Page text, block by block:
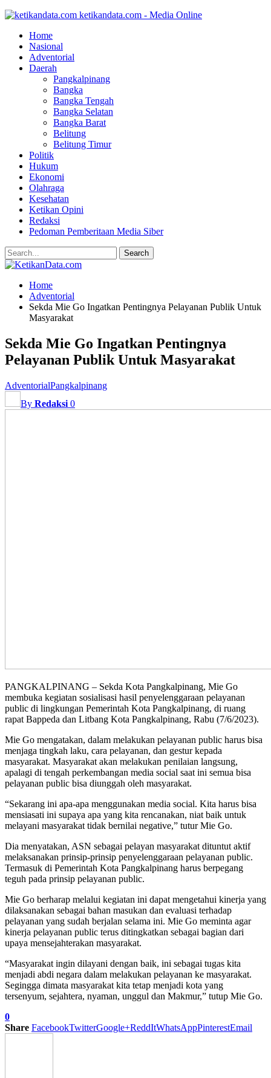
ketikandata.com - Media Online
Home
Nasional
Adventorial
Daerah
Pangkalpinang
Bangka
Bangka Tengah
Bangka Selatan
Bangka Barat
Belitung
Belitung Timur
Politik
Hukum
Ekonomi
Olahraga
Kesehatan
Ketikan Opini
Redaksi
Pedoman Pemberitaan Media Siber
Home
Adventorial
Sekda Mie Go Ingatkan Pentingnya Pelayanan Publik Untuk
Masyarakat
Sekda Mie Go Ingatkan Pentingnya
Pelayanan Publik Untuk Masyarakat
AdventorialPangkalpinang
By Redaksi 0
PANGKALPINANG – Sekda Kota Pangkalpinang, Mie Go
membuka kegiatan sosialisasi hasil penyelenggaraan pelayanan
public di lingkungan Pemerintah Kota Pangkalpinang, di ruang
rapat Bappeda dan Litbang Kota Pangkalpinang, Rabu (7/6/2023).
Mie Go mengatakan, dalam melakukan pelayanan public harus bisa
menjaga tingkah laku, cara pelayanan, dan gestur kepada
masyarakat. Masyarakat akan melakukan penilaian langsung,
apalagi di tengah perkembangan media social saat ini semua bisa
pelayanan public bisa diunggah oleh masyarakat.
“Sekarang ini apa-apa menggunakan media social. Kita harus bisa
mensiasati ini supaya apa yang kita rencanakan, niat baik untuk
melayani masyarakat tidak bernilai negative,” tutur Mie Go.
Dia menyatakan, ASN sebagai pelayan masyarakat dituntut aktif
melaksanakan prinsip-prinsip penyelenggaraan pelayanan public.
Termasuk di Pemerintah Kota Pangkalpinang harus berpegang
teguh pada prinsip pelayanan public.
Mie Go berharap melalui kegiatan ini dapat mengetahui kinerja yang
dilaksanakan sebagai bahan masukan dan evaluasi terhadap
pelayanan yang sudah berjalan selama ini. Mie Go meminta agar
kinerja pelayanan public terus ditingkatkan sebagai bagian dari
upaya mensejahterakan masyarakat.
“Masyarakat ingin dilayani dengan baik, ini sebagai tugas kita
menjadi abdi negara dalam melakukan pelayanan ke masyarakat.
Segingga dimata masyarakat kita tetap menjadi kota yang
tersenyum, sejahtera, nyaman, unggul dan Makmur,” tutup Mie Go.
0
Share FacebookTwitterGoogle+ReddItWhatsAppPinterestEmail